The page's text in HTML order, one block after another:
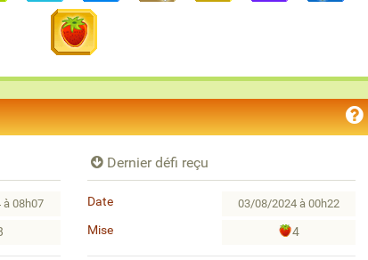
08h07
Dernier défi reçu
Date 03/08/2024 à 00h22
Mise 4